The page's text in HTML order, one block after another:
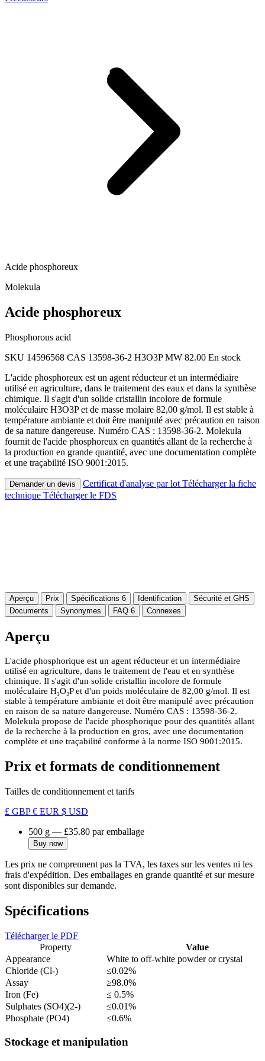
Acide phosphoreux
Molekula
Acide phosphoreux
Phosphorous acid
SKU 14596568 CAS 13598-36-2 H3O3P MW 82.00 En stock
L'acide phosphoreux est un agent réducteur et un intermédiaire
utilisé en agriculture, dans le traitement des eaux et dans la synthèse
chimique. Il s'agit d'un solide cristallin incolore de formule
moléculaire H3O3P et de masse molaire 82,00 g/mol. Il est stable à
température ambiante et doit être manipulé avec précaution en raison
de sa nature dangereuse. Numéro CAS : 13598-36-2. Molekula
fournit de l'acide phosphoreux en quantités allant de la recherche à
la production en grande quantité, avec une documentation complète
et une traçabilité ISO 9001:2015.
Demander un devis Certificat d'analyse par lot Télécharger la fiche
technique Télécharger le FDS
Aperçu Prix Spécifications 6 Identification
Sécurité et GHS
Documents
Synonymes FAQ 6 Connexes
Aperçu
L'acide phosphorique est un agent réducteur et un intermédiaire
utilisé en agriculture, dans le traitement de l'eau et en synthèse
chimique. Il s'agit d'un solide cristallin incolore de formule
moléculaire H₃O₃P et d'un poids moléculaire de 82,00 g/mol. Il est
stable à température ambiante et doit être manipulé avec précaution
en raison de sa nature dangereuse. Numéro CAS : 13598-36-2.
Molekula propose de l'acide phosphorique pour des quantités allant
de la recherche à la production en gros, avec une documentation
complète et une traçabilité conforme à la norme ISO 9001:2015.
Prix et formats de conditionnement
Tailles de conditionnement et tarifs
£ GBP€ EUR $ USD
500 g — £35.80 par emballage
Buy now
Les prix ne comprennent pas la TVA, les taxes sur les ventes ni les
frais d'expédition. Des emballages en grande quantité et sur mesure
sont disponibles sur demande.
Spécifications
Télécharger le PDF
Property
Value
Appearance
White to off-white powder or crystal
Chloride (Cl-)
≤0.02%
Assay
≥98.0%
Iron (Fe)
≤ 0.5%
Sulphates (SO4)(2-)
≤0.01%
Phosphate (PO4)
≤0.6%
Stockage et manipulation